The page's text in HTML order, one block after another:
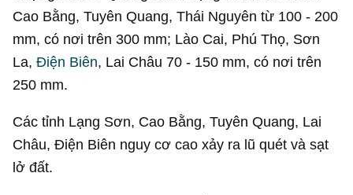
Cao Bằng, Tuyên Quang, Thái Nguyên từ 100 - 200
mm, có nơi trên 300 mm; Lào Cai, Phú Thọ, Sơn
La,Điện Biên, Lai Châu 70 - 150 mm, có nơi trên
250 mm.
Các tỉnh Lạng Sơn, Cao Bằng, Tuyên Quang, Lai
Châu, Điện Biên nguy cơ cao xảy ra lũ quét và sạt
lở đất.